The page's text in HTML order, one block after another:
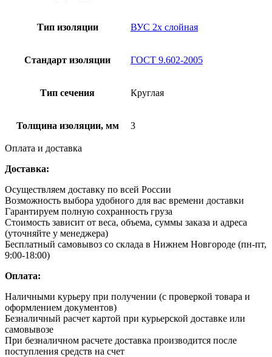
Тип изоляции ВУС 2х слойная
Стандарт изоляции ГОСТ 9.602-2005
Тип сечения Круглая
Толщина изоляции, мм 3
Оплата и доставка
Доставка:
Осуществляем доставку по всей России
Возможность выбора удобного для вас времени доставки
Гарантируем полную сохранность груза
Стоимость зависит от веса, объема, суммы заказа и адреса
(уточняйте у менеджера)
Бесплатный самовывоз со склада в Нижнем Новгороде (пн-пт,
9:00-18:00)
Оплата:
Наличными курьеру при получении (с проверкой товара и
оформлением документов)
Безналичный расчет картой при курьерской доставке или
самовывозе
При безналичном расчете доставка производится после
поступления средств на счет